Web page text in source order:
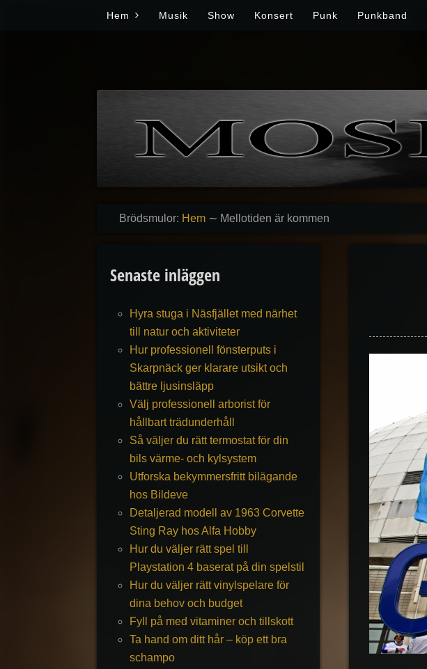
Hem Musik Show Konsert Punk Punkband
Brödsmulor: Hem ∼ Mellotiden är kommen
Senaste inläggen
Hyra stuga i Näsfjället med närhet
till natur och aktiviteter
Hur professionell fönsterputs i
Skarpnäck ger klarare utsikt och
bättre ljusinsläpp
Välj professionell arborist för
hållbart trädunderhåll
Så väljer du rätt termostat för din
bils värme- och kylsystem
Utforska bekymmersfritt bilägande
hos Bildeve
Detaljerad modell av 1963 Corvette
Sting Ray hos Alfa Hobby
Hur du väljer rätt spel till
Playstation 4 baserat på din spelstil
Hur du väljer rätt vinylspelare för
dina behov och budget
Fyll på med vitaminer och tillskott
Ta hand om ditt hår – köp ett bra
schampo